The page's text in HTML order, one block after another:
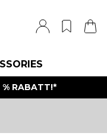
% RABATT!*